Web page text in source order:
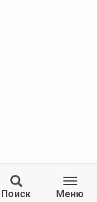
Поиск Меню